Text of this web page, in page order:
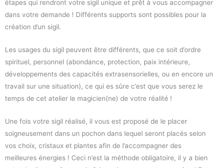
étapes qui rendront votre sigil unique et prêt à vous accompagner
dans votre demande ! Différents supports sont possibles pour la
création d’un sigil.
Les usages du sigil peuvent être différents, que ce soit d’ordre
spirituel, personnel (abondance, protection, paix intérieure,
développements des capacités extrasensorielles, ou en encore un
travail sur une situation), ce qui es sûre c’est que vous serez le
temps de cet atelier le magicien(ne) de votre réalité !
Une fois votre sigil réalisé, il vous est proposé de le placer
soigneusement dans un pochon dans lequel seront placés selon
vos choix, cristaux et plantes afin de l’accompagner des
meilleures énergies ! Ceci n’est la méthode obligatoire, il y a bien